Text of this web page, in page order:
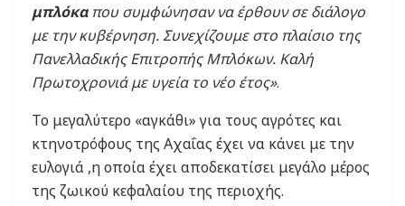
μπλόκαπου συμφώνησαν να έρθουν σε διάλογο
με την κυβέρνηση. Συνεχίζουμε στο πλαίσιο της
Πανελλαδικής Επιτροπής Μπλόκων. Καλή
Πρωτοχρονιά με υγεία το νέο έτος».
Το μεγαλύτερο «αγκάθι» για τους αγρότες και
κτηνοτρόφους της Αχαΐας έχει να κάνει με την
ευλογιά ,η οποία έχει αποδεκατίσει μεγάλο μέρος
της ζωικού κεφαλαίου της περιοχής.